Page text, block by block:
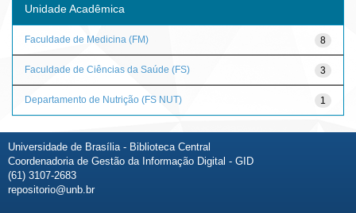
Unidade Acadêmica
8
Faculdade de Medicina (FM)
3
Faculdade de Ciências da Saúde (FS)
1
Departamento de Nutrição (FS NUT)
Universidade de Brasília - Biblioteca Central
Coordenadoria de Gestão da Informação Digital - GID
(61) 3107-2683
repositorio@unb.br